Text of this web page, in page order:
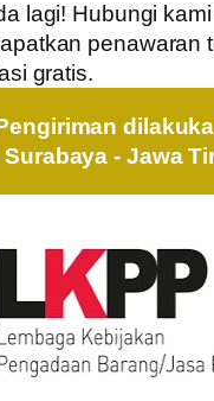
lagi! Hubungi
penawaran
gratis.
- Jawa